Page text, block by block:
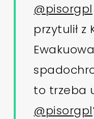
@pisorgpl
przytulił z
to trzeba
@pisorgpl